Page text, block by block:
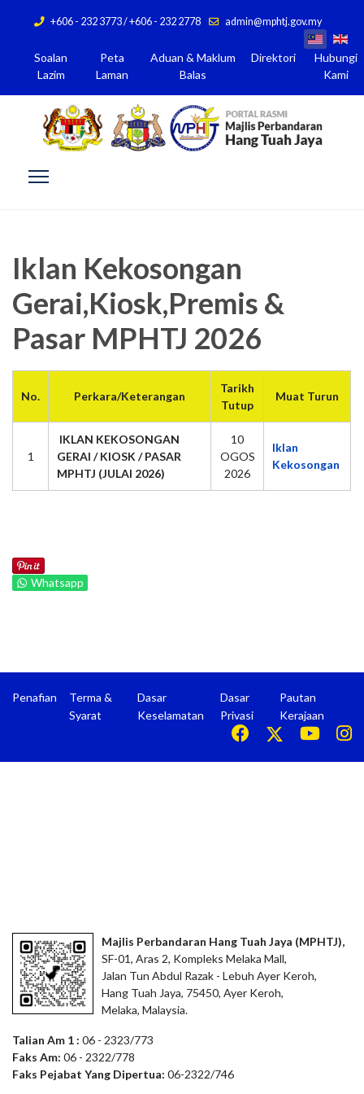
+606 - 232 3773 / +606 - 232 2778 admin@mphtj.gov.my
Soalan
Lazim
Peta
Laman
Aduan & Maklum
Balas
Direktori
Hubungi
Kami
Iklan Kekosongan
Gerai,Kiosk,Premis &
Pasar MPHTJ 2026
No. Perkara/Keterangan
Tarikh
Tutup
Muat Turun
1
IKLAN KEKOSONGAN
GERAI / KIOSK / PASAR
MPHTJ (JULAI 2026)
10
OGOS
2026
Iklan
Kekosongan
Whatsapp
Penafian
Terma &
Syarat
Dasar
Keselamatan
Dasar
Privasi
Pautan
Kerajaan
Majlis Perbandaran Hang Tuah Jaya (MPHTJ),
SF-01, Aras 2, Kompleks Melaka Mall,
Jalan Tun Abdul Razak - Lebuh Ayer Keroh,
Hang Tuah Jaya, 75450, Ayer Keroh,
Melaka, Malaysia.
Talian Am 1 : 06 - 2323/773
Faks Am: 06 - 2322/778
Faks Pejabat Yang Dipertua: 06-2322/746